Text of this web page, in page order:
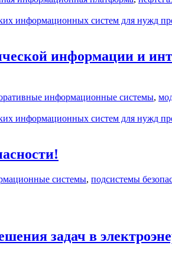
информационных систем для нужд
информации и
информационные системы,
информационных систем для нужд
системы, подсистемы
задач в